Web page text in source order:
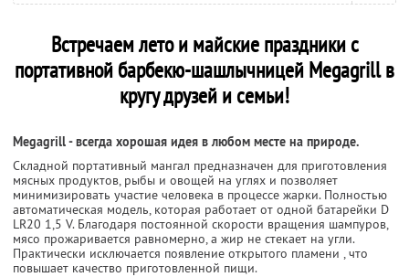
Встречаем лето и майские праздники с
портативной барбекю-шашлычницей Megagrill в
кругу друзей и семьи!
Megagrill - всегда хорошая идея в любом месте на природе.
Складной портативный мангал предназначен для приготовления
мясных продуктов, рыбы и овощей на углях и позволяет
минимизировать участие человека в процессе жарки. Полностью
автоматическая модель, которая работает от одной батарейки D
LR20 1,5 V. Благодаря постоянной скорости вращения шампуров,
мясо прожаривается равномерно, а жир не стекает на угли.
Практически исключается появление открытого пламени , что
повышает качество приготовленной пищи.